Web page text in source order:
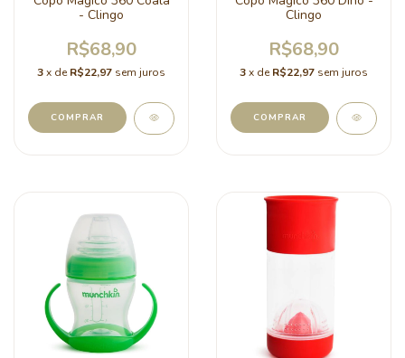
- Clingo
R$68,90
3x de R$22,97 sem juros
COMPRAR
Clingo
R$68,90
3x de R$22,97 sem juros
COMPRAR